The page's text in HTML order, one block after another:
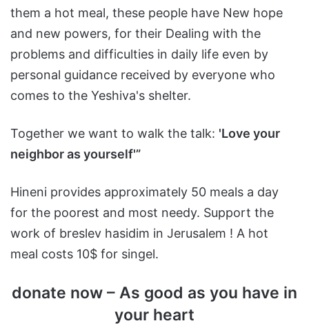
them a hot meal, these people have New hope
and new powers, for their Dealing with the
problems and difficulties in daily life even by
personal guidance received by everyone who
comes to the Yeshiva's shelter.
Together we want to walk the talk: 'Love your
neighbor as yourself'”
Hineni provides approximately 50 meals a day
for the poorest and most needy. Support the
work of breslev hasidim in Jerusalem ! A hot
meal costs 10$ for singel.
donate now – As good as you have in
your heart